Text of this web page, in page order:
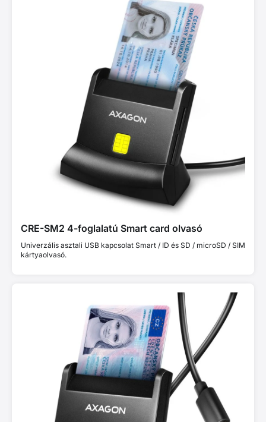
CRE-SM2 4-foglalatú Smart card olvasó
Univerzális asztali USB kapcsolat Smart / ID és SD / microSD / SIM
kártyaolvasó.